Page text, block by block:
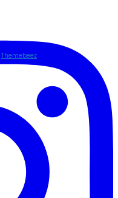
Themebeez